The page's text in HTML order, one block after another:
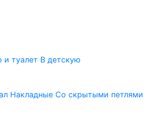
и туалет В детскую
Накладные Со скрытыми петлями